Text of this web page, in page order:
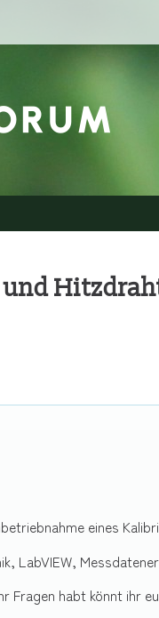
eines
LabVIEW,
Fragen habt könnt ihr